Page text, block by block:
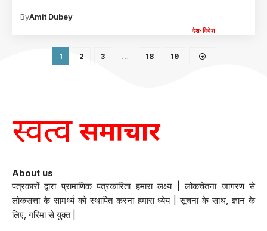
देश-विदेश
ByAmit Dubey
1 2 3 … 18 19
About us
पत्रकारों द्वारा प्रामाणिक पत्रकारिता हमारा लक्ष्य | लोकचेतना जागरण से
लोकसत्ता के सामर्थ्य को स्थापित करना हमारा ध्येय | सूचना के साथ, ज्ञान के
लिए, गरिमा से युक्त |